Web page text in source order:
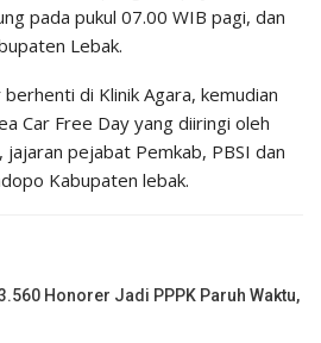
pada pukul 07.00 WIB pagi, dan
Lebak.
di Klinik Agara, kemudian
Car Free Day yang diiringi oleh
pejabat Pemkab, PBSI dan
Kabupaten lebak.
Honorer Jadi PPPK Paruh Waktu,